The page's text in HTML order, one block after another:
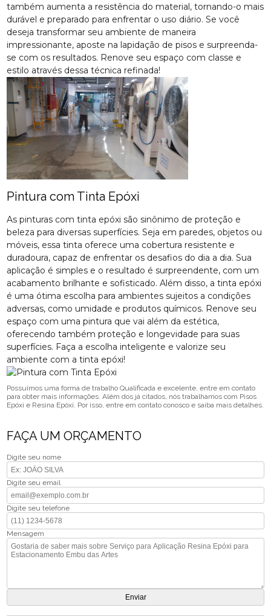
também aumenta a resistência do material, tornando-o mais
durável e preparado para enfrentar o uso diário. Se você
deseja transformar seu ambiente de maneira
impressionante, aposte na lapidação de pisos e surpreenda-
se com os resultados. Renove seu espaço com classe e
estilo através dessa técnica refinada!
Pintura com Tinta Epóxi
As pinturas com tinta epóxi são sinônimo de proteção e
beleza para diversas superfícies. Seja em paredes, objetos ou
móveis, essa tinta oferece uma cobertura resistente e
duradoura, capaz de enfrentar os desafios do dia a dia. Sua
aplicação é simples e o resultado é surpreendente, com um
acabamento brilhante e sofisticado. Além disso, a tinta epóxi
é uma ótima escolha para ambientes sujeitos a condições
adversas, como umidade e produtos químicos. Renove seu
espaço com uma pintura que vai além da estética,
oferecendo também proteção e longevidade para suas
superfícies. Faça a escolha inteligente e valorize seu
ambiente com a tinta epóxi!
Possuímos uma forma de trabalho Qualificada e excelente, entre em contato
para obter mais informações. Além dos já citados, nós trabalhamos com Pisos
Epóxi e Resina Epóxi. Por isso, entre em contato conosco e saiba mais detalhes.
FAÇA UM ORÇAMENTO
Digite seu nome
Digite seu email
Digite seu telefone
Mensagem